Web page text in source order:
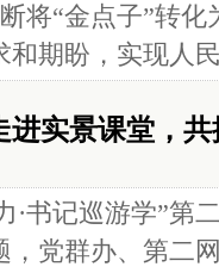
将“金点子”转化
和期盼，实现人
进实景课堂，
·书记巡游学”第
，党群办、第二